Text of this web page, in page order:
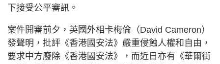
下接受公平審訊。
案件開審前夕，英國外相卡梅倫（David Cameron）
發聲明，批評《香港國安法》嚴重侵蝕人權和自由，
要求中方廢除《香港國安法》，而近日亦有《華爾街